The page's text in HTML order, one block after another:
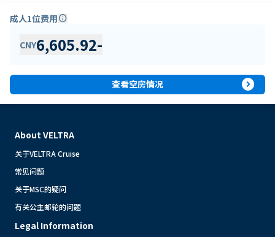
成人1位费用info
CNY6,605.92-
查看空房情况 expand_circle_right
About VELTRA
关于VELTRA Cruise
常见问题
关于MSC的疑问
有关公主邮轮的问题
Legal Information